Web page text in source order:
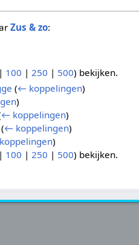
Zus & zo:
| 100 | 250 | 500) bekijken.
(← koppelingen)
)
← koppelingen)
(← koppelingen)
)
| 100 |250 | 500) bekijken.